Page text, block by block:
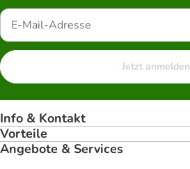
Jetzt anmelden
Info & Kontakt
Vorteile
Angebote & Services